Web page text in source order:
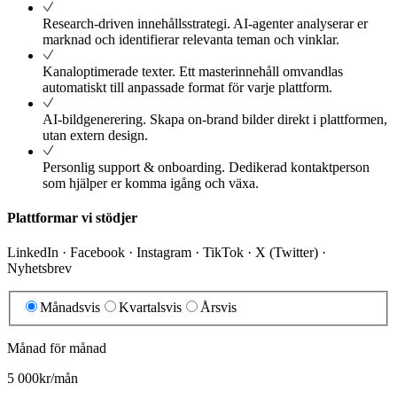
Research-driven innehållsstrategi. AI-agenter analyserar er
marknad och identifierar relevanta teman och vinklar.
Kanaloptimerade texter. Ett masterinnehåll omvandlas
automatiskt till anpassade format för varje plattform.
AI-bildgenerering. Skapa on-brand bilder direkt i plattformen,
utan extern design.
Personlig support & onboarding. Dedikerad kontaktperson
som hjälper er komma igång och växa.
Plattformar vi stödjer
LinkedIn · Facebook · Instagram · TikTok · X (Twitter) ·
Nyhetsbrev
Månadsvis Kvartalsvis Årsvis
Månad för månad
5 000kr/mån